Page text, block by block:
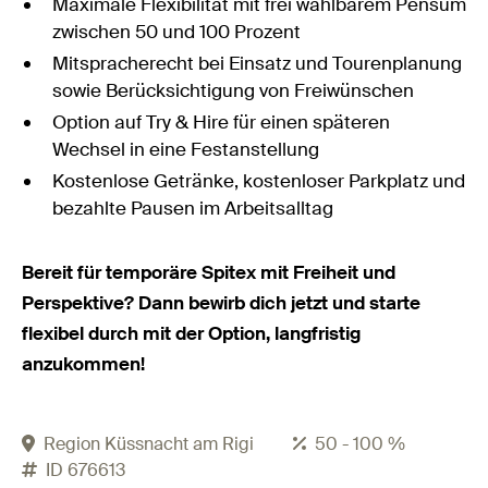
zwischen 50 und 100 Prozent
Mitspracherecht bei Einsatz und Tourenplanung
sowie Berücksichtigung von Freiwünschen
Option auf Try & Hire für einen späteren
Wechsel in eine Festanstellung
Kostenlose Getränke, kostenloser Parkplatz und
bezahlte Pausen im Arbeitsalltag
Bereit für temporäre Spitex mit Freiheit und
Perspektive? Dann bewirb dich jetzt und starte
flexibel durch mit der Option, langfristig
anzukommen!
Region Küssnacht am Rigi
50 - 100 %
ID 676613